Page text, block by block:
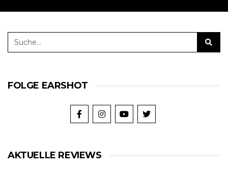
FOLGE EARSHOT
AKTUELLE REVIEWS